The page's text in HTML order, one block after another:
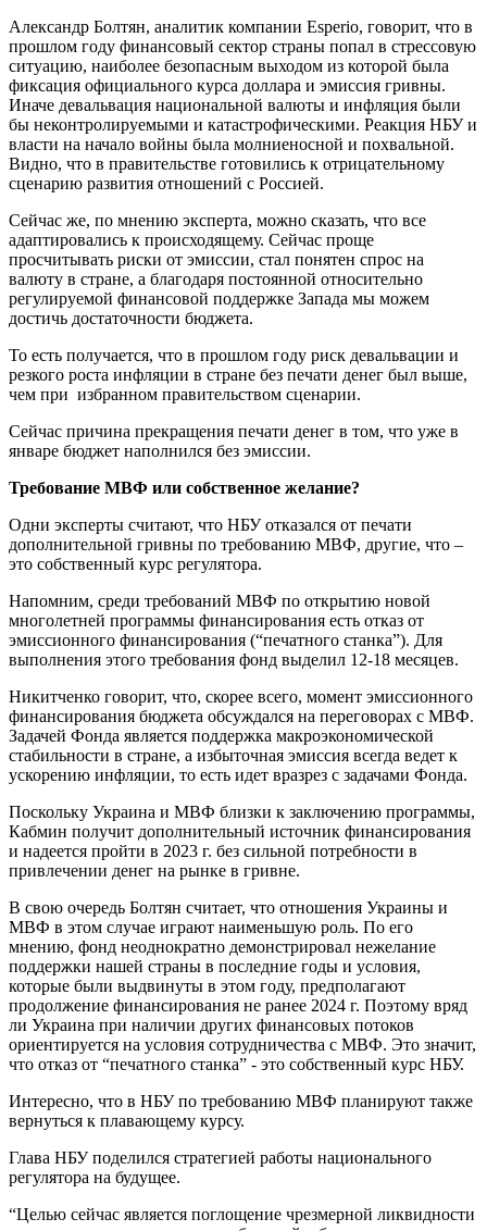
Александр Болтян, аналитик компании Esperio, говорит, что в
прошлом году финансовый сектор страны попал в стрессовую
ситуацию, наиболее безопасным выходом из которой была
фиксация официального курса доллара и эмиссия гривны.
Иначе девальвация национальной валюты и инфляция были
бы неконтролируемыми и катастрофическими. Реакция НБУ и
власти на начало войны была молниеносной и похвальной.
Видно, что в правительстве готовились к отрицательному
сценарию развития отношений с Россией.
Сейчас же, по мнению эксперта, можно сказать, что все
адаптировались к происходящему. Сейчас проще
просчитывать риски от эмиссии, стал понятен спрос на
валюту в стране, а благодаря постоянной относительно
регулируемой финансовой поддержке Запада мы можем
достичь достаточности бюджета.
То есть получается, что в прошлом году риск девальвации и
резкого роста инфляции в стране без печати денег был выше,
чем при избранном правительством сценарии.
Сейчас причина прекращения печати денег в том, что уже в
январе бюджет наполнился без эмиссии.
Требование МВФ или собственное желание?
Одни эксперты считают, что НБУ отказался от печати
дополнительной гривны по требованию МВФ, другие, что –
это собственный курс регулятора.
Напомним, среди требований МВФ по открытию новой
многолетней программы финансирования есть отказ от
эмиссионного финансирования (“печатного станка”). Для
выполнения этого требования фонд выделил 12-18 месяцев.
Никитченко говорит, что, скорее всего, момент эмиссионного
финансирования бюджета обсуждался на переговорах с МВФ.
Задачей Фонда является поддержка макроэкономической
стабильности в стране, а избыточная эмиссия всегда ведет к
ускорению инфляции, то есть идет вразрез с задачами Фонда.
Поскольку Украина и МВФ близки к заключению программы,
Кабмин получит дополнительный источник финансирования
и надеется пройти в 2023 г. без сильной потребности в
привлечении денег на рынке в гривне.
В свою очередь Болтян считает, что отношения Украины и
МВФ в этом случае играют наименьшую роль. По его
мнению, фонд неоднократно демонстрировал нежелание
поддержки нашей страны в последние годы и условия,
которые были выдвинуты в этом году, предполагают
продолжение финансирования не ранее 2024 г. Поэтому вряд
ли Украина при наличии других финансовых потоков
ориентируется на условия сотрудничества с МВФ. Это значит,
что отказ от “печатного станка” - это собственный курс НБУ.
Интересно, что в НБУ по требованию МВФ планируют также
вернуться к плавающему курсу.
Глава НБУ поделился стратегией работы национального
регулятора на будущее.
“Целью сейчас является поглощение чрезмерной ликвидности